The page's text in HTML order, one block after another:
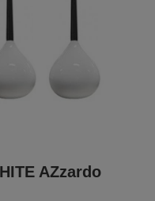
AZzardo